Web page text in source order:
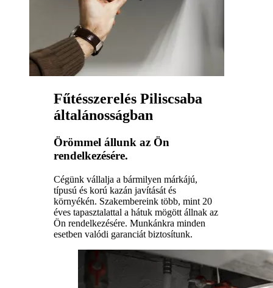
Fűtésszerelés Piliscsaba
általánosságban
Örömmel állunk az Ön
rendelkezésére.
Cégünk vállalja a bármilyen márkájú,
típusú és korú kazán javítását és
környékén. Szakembereink több, mint 20
éves tapasztalattal a hátuk mögött állnak az
Ön rendelkezésére. Munkánkra minden
esetben valódi garanciát biztosítunk.